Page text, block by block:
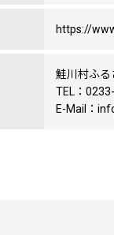
https://
鮭川村ふる
TEL：
E-Mail：